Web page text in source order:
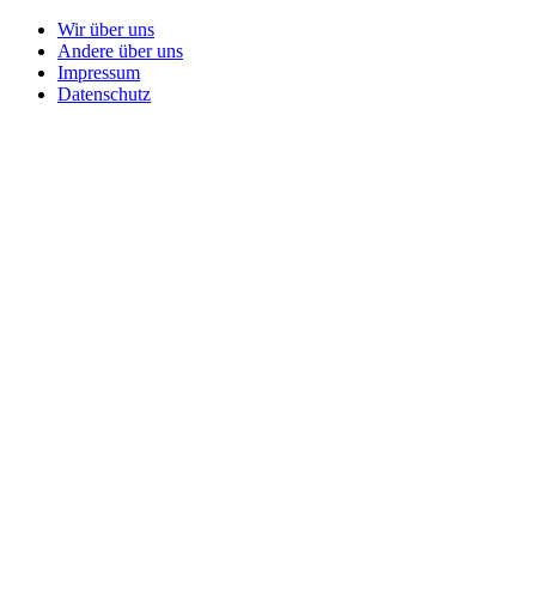
Wir über uns
Andere über uns
Impressum
Datenschutz